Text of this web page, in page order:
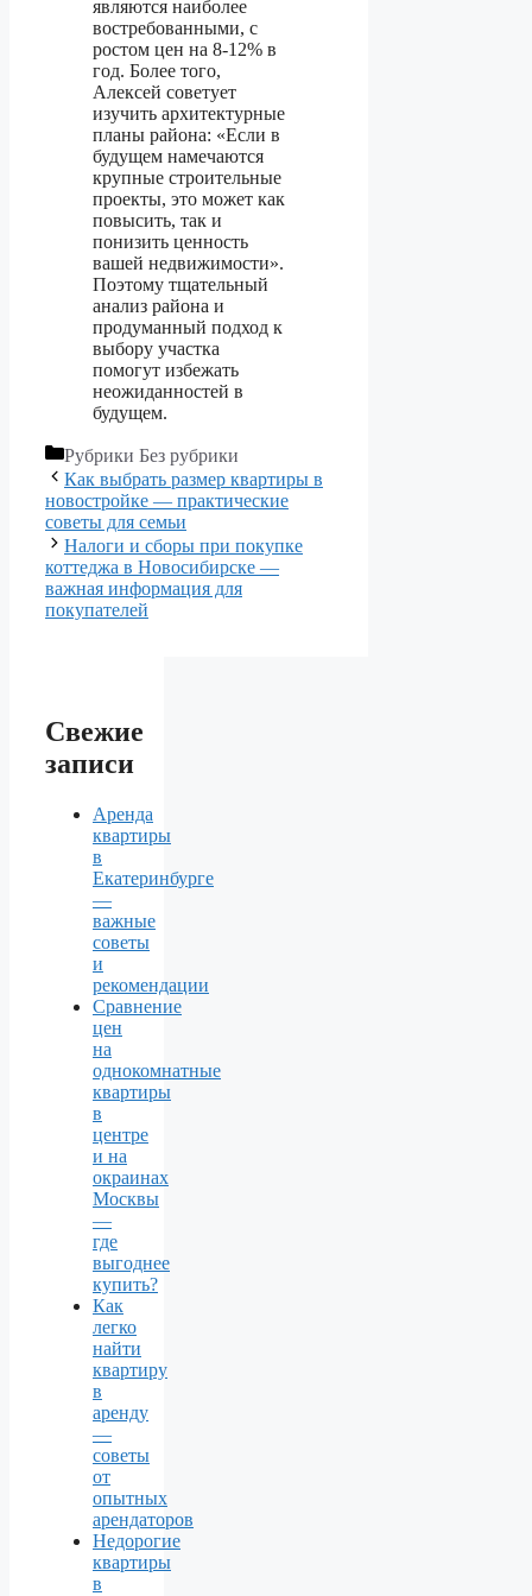
являются наиболее
востребованными, с
ростом цен на 8-12% в
год. Более того,
Алексей советует
изучить архитектурные
планы района: «Если в
будущем намечаются
крупные строительные
проекты, это может как
повысить, так и
понизить ценность
вашей недвижимости».
Поэтому тщательный
анализ района и
продуманный подход к
выбору участка
помогут избежать
неожиданностей в
будущем.
Рубрики Без рубрики
Как выбрать размер квартиры в
новостройке — практические
советы для семьи
Налоги и сборы при покупке
коттеджа в Новосибирске —
важная информация для
покупателей
Свежие
записи
Аренда
квартиры
в
Екатеринбурге
—
важные
советы
и
рекомендации
Сравнение
цен
на
однокомнатные
квартиры
в
центре
и на
окраинах
Москвы
—
где
выгоднее
купить?
Как
легко
найти
квартиру
в
аренду
—
советы
от
опытных
арендаторов
Недорогие
квартиры
в